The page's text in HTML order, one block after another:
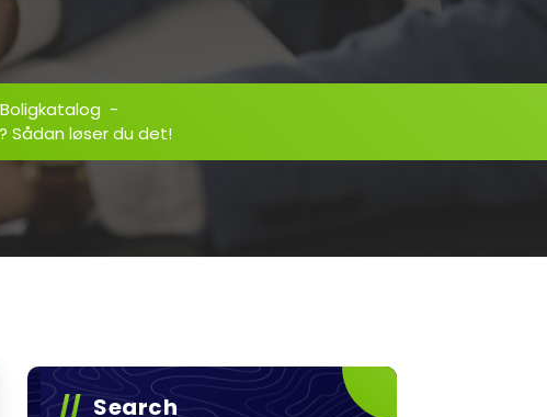
-
Sådan løser du det!
Search